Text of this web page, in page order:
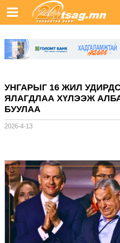
УНГАРЫГ 16 ЖИЛ
ЯЛАГДЛАА ХҮЛЭЭЖ
БУУЛАА
2026-4-13